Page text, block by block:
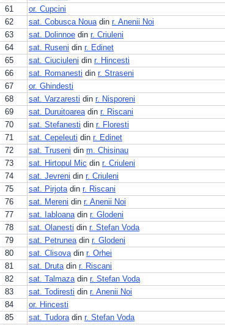
61
or. Cupcini
62
sat. Cobusca Nouadin r. Anenii Noi
63
sat. Dolinnoe din r. Criuleni
64
sat. Ruseni din r. Edinet
65
sat. Ciuciuleni din r. Hincesti
66
sat. Romanesti din r. Straseni
67
or. Ghindesti
68
sat. Varzaresti din r. Nisporeni
69
sat. Duruitoareadin r. Riscani
70
sat. Stefanesti din r. Floresti
71
sat. Cepeleuti din r. Edinet
72
sat. Truseni din m. Chisinau
73
sat. Hirtopul Mic din r. Criuleni
74
sat. Jevreni din r. Criuleni
75
sat. Pirjotadin r. Riscani
76
sat. Mereni din r. Anenii Noi
77
sat. Iabloanadin r. Glodeni
78
sat. Olanesti din r. Stefan Voda
79
sat. Petruneadin r. Glodeni
80
sat. Clisovadin r. Orhei
81
sat. Drutadin r. Riscani
82
sat. Talmazadin r. Stefan Voda
83
sat. Todiresti din r. Anenii Noi
84
or. Hincesti
85
sat. Tudoradin r. Stefan Voda